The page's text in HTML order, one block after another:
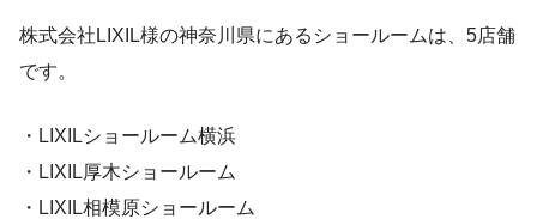
株式会社LIXIL様の神奈川県にあるショールームは、5店舗
です。
・LIXILショールーム横浜
・LIXIL厚木ショールーム
・LIXIL相模原ショールーム